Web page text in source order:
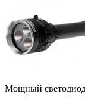
Мощный